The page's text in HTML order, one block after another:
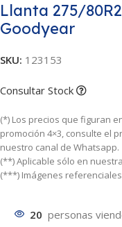
Llanta 275/
Goodyear
SKU: 123153
Consultar Stock
(*) Los precios que figuran
promoción 4×3, consulte el
nuestro canal de Whatsapp.
(**) Aplicable sólo en
(***) Imágenes referenciales
20 personas